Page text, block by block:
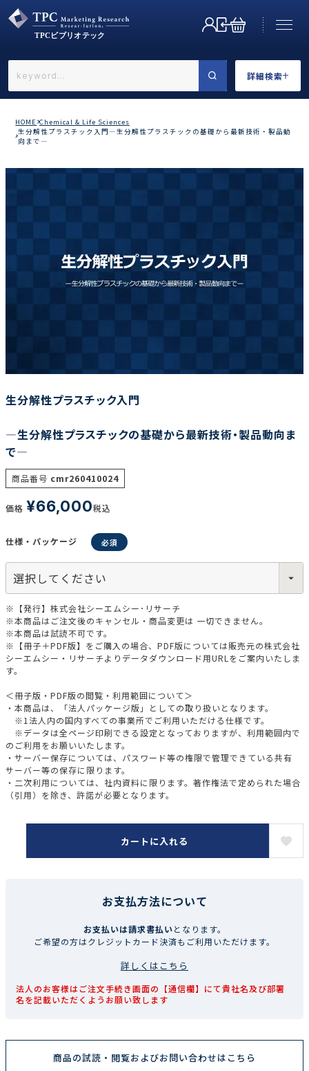
詳細検索
←戻る
カテゴリで選ぶ
調査の種類で選ぶ
HOME Chemical & Life Sciences
生分解性プラスチック入門―生分解性プラスチックの基礎から最新技術・製品動
向まで―
生分解性プラスチック入門
―生分解性プラスチックの基礎から最新技術・製品動向ま
で―
商品番号 cmr260410024
価格 ¥66,000税込
仕様・パッケージ
※【発行】株式会社シーエムシー･リサーチ
※本商品はご注文後のキャンセル・商品変更は 一切できません。
※本商品は試読不可です。
※【冊子＋PDF版】をご購入の場合、PDF版については販売元の株式会社
シーエムシー・リサーチよりデータダウンロード用URLをご案内いたしま
す。
＜冊子版・PDF版の閲覧・利用範囲について＞
・本商品は、「法人パッケージ版」としての取り扱いとなります。
※1法人内の国内すべての事業所でご利用いただける仕様です。
※データは全ページ印刷できる設定となっておりますが、利用範囲内で
のご利用をお願いいたします。
・サーバー保存については、パスワード等の権限で管理できている共有
サーバー等の保存に限ります。
・二次利用については、社内資料に限ります。著作権法で定められた場合
（引用）を除き、許諾が必要となります。
カートに入れる
お支払方法について
お支払いは請求書払いとなります。
ご希望の方はクレジットカード決済もご利用いただけます。
詳しくはこちら
法人のお客様はご注文手続き画面の【通信欄】にて貴社名及び部署
名を記載いただくようお願い致します
商品の試読・閲覧およびお問い合わせはこちら